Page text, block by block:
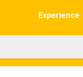
Experience